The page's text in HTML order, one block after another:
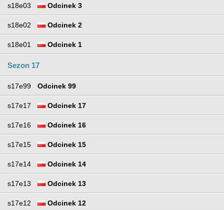
s18e03 Odcinek 3
s18e02 Odcinek 2
s18e01 Odcinek 1
Sezon 17
s17e99 Odcinek 99
s17e17 Odcinek 17
s17e16 Odcinek 16
s17e15 Odcinek 15
s17e14 Odcinek 14
s17e13 Odcinek 13
s17e12 Odcinek 12